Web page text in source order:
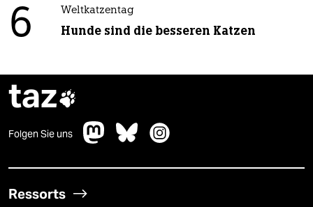
6 Weltkatzentag
Hunde sind die besseren Katzen
taz
Folgen Sie uns
Ressorts